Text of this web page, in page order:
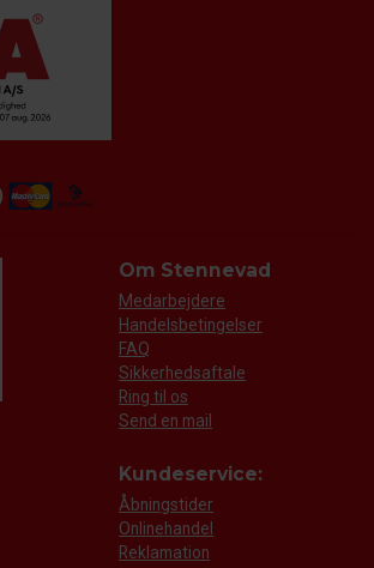
Om Stennevad
Medarbejdere
Handelsbetingelser
FAQ
Sikkerhedsaftale
Ring til os
Send en mail
Kundeservice:
Åbningstider
Onlinehandel
Reklamation